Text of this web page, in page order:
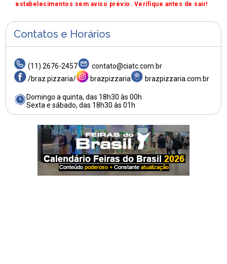
estabelecimentos sem aviso prévio. Verifique antes de sair!
Contatos e Horários
(11) 2676-2457
contato@ciatc.com.br
/braz.pizzaria/
brazpizzaria brazpizzaria.com.br
Domingo a quinta, das 18h30 às 00h
Sexta e sábado, das 18h30 às 01h